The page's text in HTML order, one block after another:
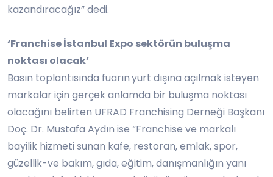
kazandıracağız” dedi.
‘Franchise İstanbul Expo sektörün buluşma
noktası olacak’
Basın toplantısında fuarınyurt dışına açılmak isteyen
markalar için gerçek anlamda bir buluşma noktası
olacağını belirten UFRAD Franchising Derneği Başkanı
Doç. Dr. Mustafa Aydın ise “Franchise ve markalı
bayilik hizmeti sunan kafe, restoran, emlak, spor,
güzellik-ve bakım, gıda, eğitim, danışmanlığın yanı